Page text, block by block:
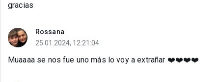
gracias
Rossana
25.01.2024, 12:21:04
Muaaaa se nos fue uno más lo voy a extrañar ❤️❤️❤️❤️